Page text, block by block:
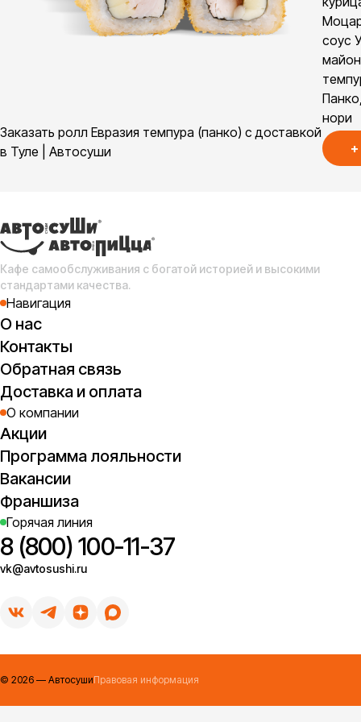
Заказать ролл Евразия темпура (панко) с доставкой
в Туле | Автосуши
соус
нори
+
Кафе самообслуживания с богатой историей и высокими
стандартами качества.
Навигация
О нас
Контакты
Обратная связь
Доставка и оплата
О компании
Акции
Программа лояльности
Вакансии
Франшиза
Горячая линия
8 (800) 100-11-37
vk@avtosushi.ru
© 2026 — АвтосушиПравовая информация